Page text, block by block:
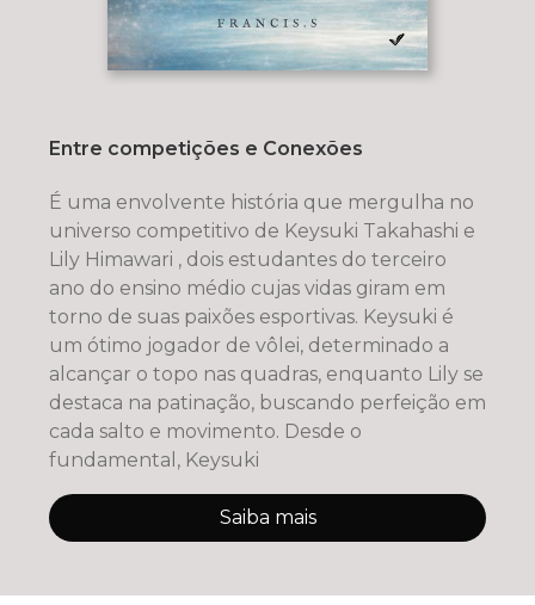
Entre competições e Conexões
É uma envolvente história que mergulha no
universo competitivo de Keysuki Takahashi e
Lily Himawari , dois estudantes do terceiro
ano do ensino médio cujas vidas giram em
torno de suas paixões esportivas. Keysuki é
um ótimo jogador de vôlei, determinado a
alcançar o topo nas quadras, enquanto Lily se
destaca na patinação, buscando perfeição em
cada salto e movimento. Desde o
fundamental, Keysuki
Saiba mais